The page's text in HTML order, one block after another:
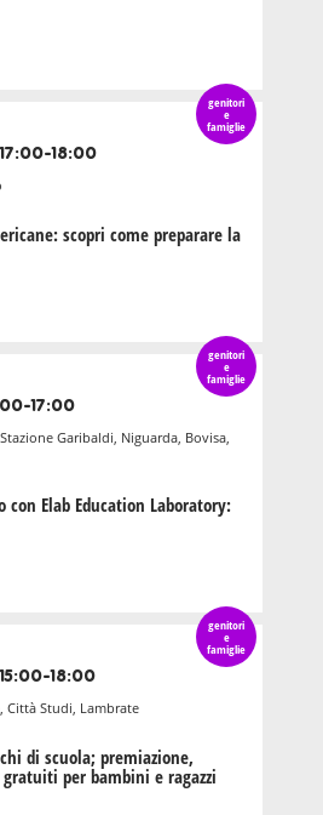
genitori
e
famiglie
17:00-18:00
scopri come preparare la
genitori
e
famiglie
17:00
Garibaldi, Niguarda, Bovisa,
Elab Education Laboratory:
genitori
e
famiglie
15:00-18:00
Città Studi, Lambrate
di scuola; premiazione,
per bambini e ragazzi